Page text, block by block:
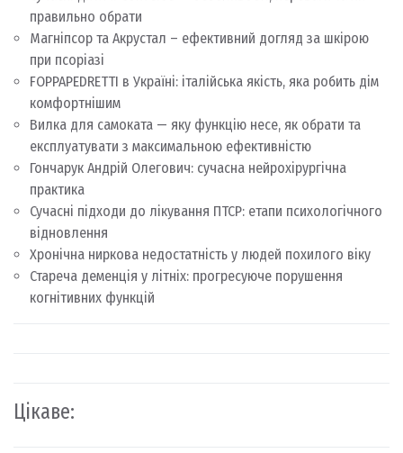
правильно обрати
Магніпсор та Акрустал – ефективний догляд за шкірою
при псоріазі
FOPPAPEDRETTI в Україні: італійська якість, яка робить дім
комфортнішим
Вилка для самоката — яку функцію несе, як обрати та
експлуатувати з максимальною ефективністю
Гончарук Андрій Олегович: сучасна нейрохірургічна
практика
Сучасні підходи до лікування ПТСР: етапи психологічного
відновлення
Хронічна ниркова недостатність у людей похилого віку
Стареча деменція у літніх: прогресуюче порушення
когнітивних функцій
Цікаве: